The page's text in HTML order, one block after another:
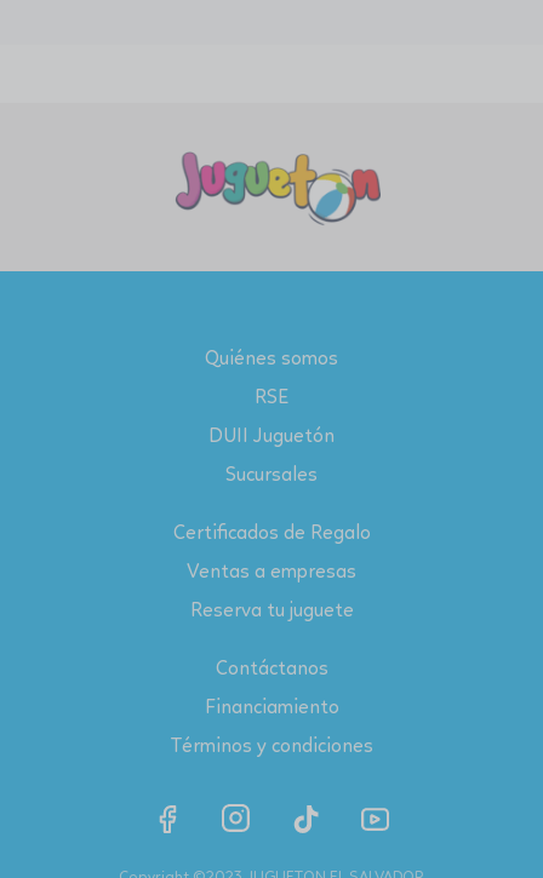
Quiénes somos
RSE
DUII Juguetón
Sucursales
Certificados de Regalo
Ventas a empresas
Reserva tu juguete
Contáctanos
Financiamiento
Términos y condiciones